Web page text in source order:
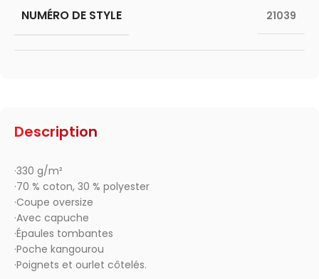
Description
·330 g/m²
·70 % coton, 30 % polyester
·Coupe oversize
·Avec capuche
·Épaules tombantes
·Poche kangourou
·Poignets et ourlet côtelés.
NUMÉRO DE STYLE 21039